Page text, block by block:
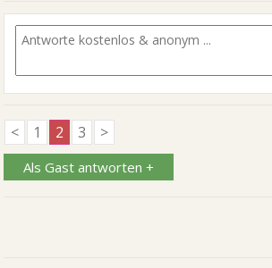
< 1 2 3 >
Als Gast antworten +